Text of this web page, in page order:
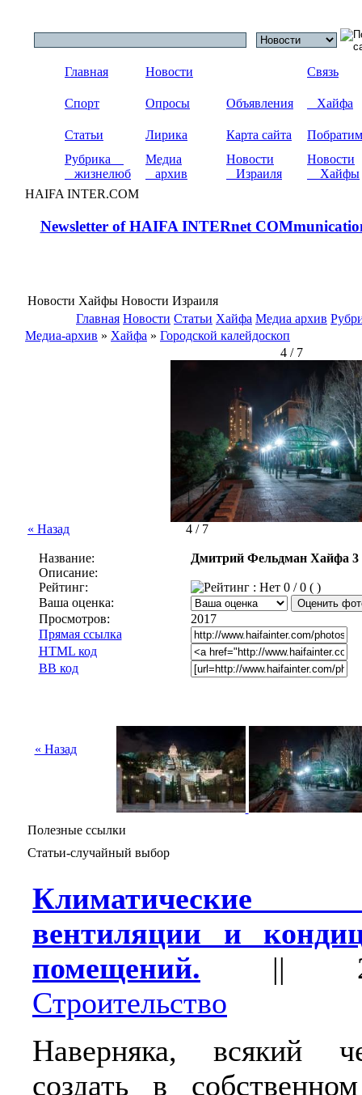
Главная Новости Связь
Спорт Опросы Объявления Хайфа
Статьи Лирика Карта сайта
Рубрика
жизнелюб
Медиа
архив
Новости
Израиля
Новости
Хайфы
HAIFA INTER.COM
Newsletter of HAIFA INTERnet
Новости Хайфы Новости Израиля
Главная Новости Статьи Хайфа Медиа архив
Медиа-архив » Хайфа » Городской калейдоскоп
4 / 7
« Назад 4 / 7
Название:
Дмитрий Фельдман Хайфа 3
Описание:
Рейтинг:
0 / 0 ( )
Ваша оценка:
Просмотров:
2017
Прямая ссылка
HTML код
BB код
« Назад
Полезные ссылки
Статьи-случайный выбор
вентиляции и
помещений. ||
Строительство
Наверняка, всякий
создать в